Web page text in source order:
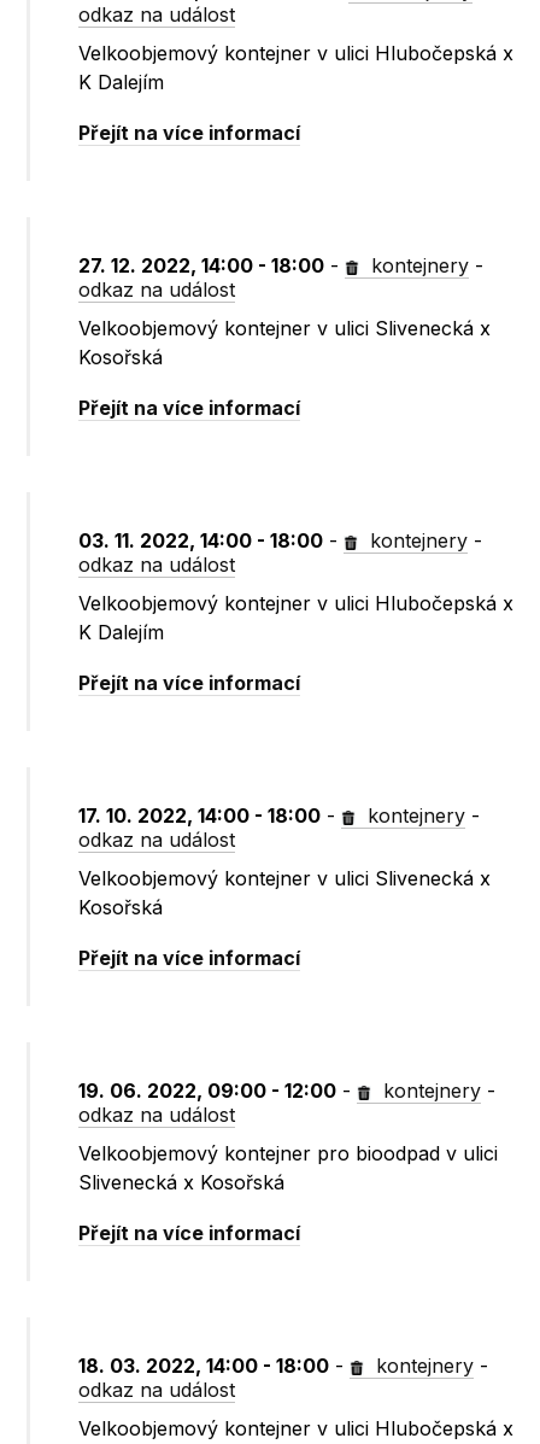
odkaz na událost
Velkoobjemový kontejner v ulici Hlubočepská x
K Dalejím
Přejít na více informací
27. 12. 2022, 14:00 - 18:00 - kontejnery -
odkaz na událost
Velkoobjemový kontejner v ulici Slivenecká x
Kosořská
Přejít na více informací
03. 11. 2022, 14:00 - 18:00 - kontejnery -
odkaz na událost
Velkoobjemový kontejner v ulici Hlubočepská x
K Dalejím
Přejít na více informací
17. 10. 2022, 14:00 - 18:00 - kontejnery -
odkaz na událost
Velkoobjemový kontejner v ulici Slivenecká x
Kosořská
Přejít na více informací
19. 06. 2022, 09:00 - 12:00 - kontejnery -
odkaz na událost
Velkoobjemový kontejner pro bioodpad v ulici
Slivenecká x Kosořská
Přejít na více informací
18. 03. 2022, 14:00 - 18:00 - kontejnery -
odkaz na událost
Velkoobjemový kontejner v ulici Hlubočepská x